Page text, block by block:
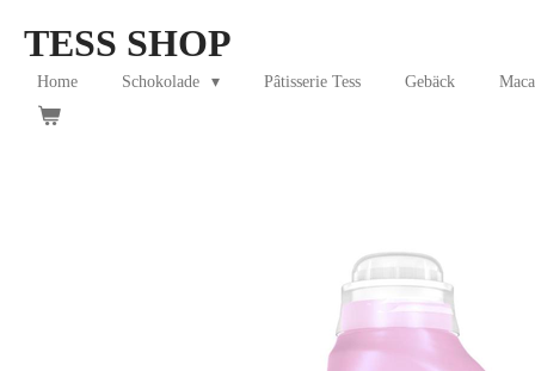
main
content
TESS SHOP
Home Schokolade Pâtisserie Tess Gebäck